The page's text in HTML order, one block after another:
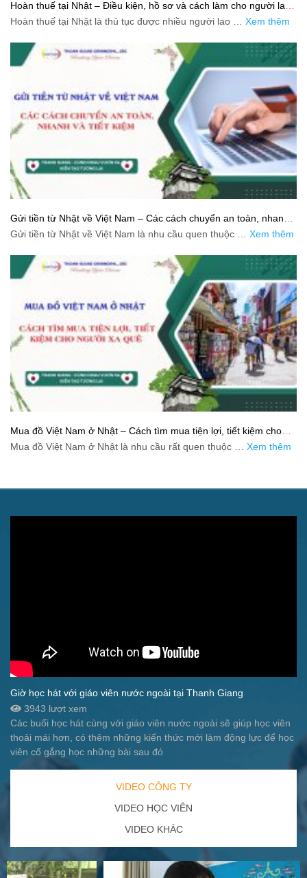
Hoàn thuế tại Nhật – Điều kiện, hồ sơ và cách làm cho người lao
động
Hoàn thuế tại Nhật là thủ tục được nhiều người lao … Xem thêm
Gửi tiền từ Nhật về Việt Nam – Các cách chuyển an toàn, nhanh
và tiết kiệm
Gửi tiền từ Nhật về Việt Nam là nhu cầu quen thuộc … Xem thêm
Mua đồ Việt Nam ở Nhật – Cách tìm mua tiện lợi, tiết kiệm cho
người xa quê
Mua đồ Việt Nam ở Nhật là nhu cầu rất quen thuộc … Xem thêm
Giờ học hát với giáo viên nước ngoài tại Thanh Giang
3943 lượt xem
Các buổi học hát cùng với giáo viên nước ngoài sẽ giúp học viên
thoải mái hơn, có thêm những kiến thức mới làm động lực để học
viên cố gắng học những bài sau đó
VIDEO CÔNG TY
VIDEO HỌC VIÊN
VIDEO KHÁC